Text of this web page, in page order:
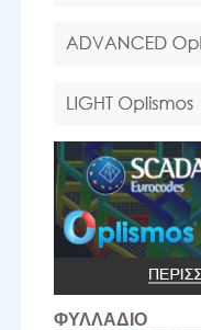
ΦΥΛΛΑΔΙΟ